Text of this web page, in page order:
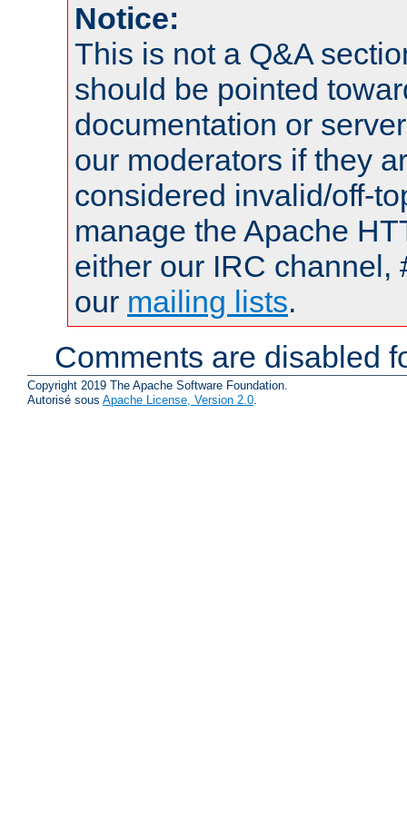
Notice:
This is not a Q&A
should be pointed
documentation or
our moderators if they
considered invalid/off-
manage the Apache
either our IRC channel,
our mailing lists.
Comments are disabled
Copyright 2019 The Apache Software Foundation.
Autorisé sous Apache License, Version 2.0.